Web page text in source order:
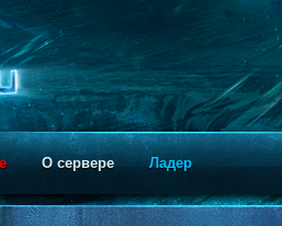
О сервере Ладер